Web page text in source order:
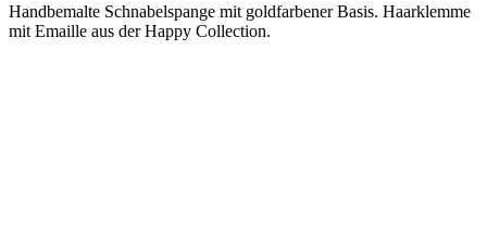
Handbemalte Schnabelspange mit goldfarbener Basis. Haarklemme
mit Emaille aus der Happy Collection.